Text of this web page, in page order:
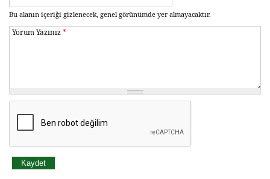
Bu alanın içeriği gizlenecek, genel görünümde yer almayacaktır.
Yorum Yazınız*